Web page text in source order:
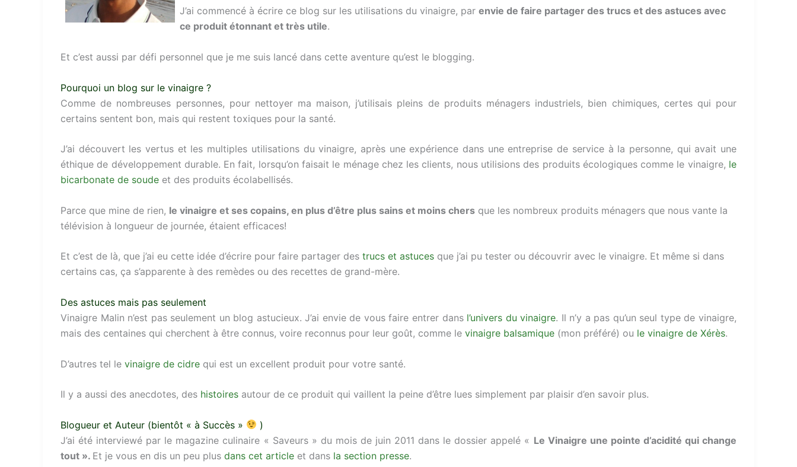
J’ai commencé à écrire ce blog sur les utilisations du vinaigre, par envie de faire partager des trucs et des astuces avec
ce produit étonnant et très utile.
Et c’est aussi par défi personnel que je me suis lancé dans cette aventure qu’est le blogging.
Pourquoi un blog sur le vinaigre ?
Comme de nombreuses personnes, pour nettoyer ma maison, j’utilisais pleins de produits ménagers industriels, bien chimiques, certes qui pour
certains sentent bon, mais qui restent toxiques pour la santé.
J’ai découvert les vertus et les multiples utilisations du vinaigre, après une expérience dans une entreprise de service à la personne, qui avait une
éthique de développement durable. En fait, lorsqu’on faisait le ménage chez les clients, nous utilisions des produits écologiques comme le vinaigre, le
bicarbonate de soude et des produits écolabellisés.
Parce que mine de rien, le vinaigre et ses copains, en plus d’être plus sains et moins chers que les nombreux produits ménagers que nous vante la
télévision à longueur de journée, étaient efficaces!
Et c’est de là, que j’ai eu cette idée d’écrire pour faire partager des trucs et astuces que j’ai pu tester ou découvrir avec le vinaigre. Et même si dans
certains cas, ça s’apparente à des remèdes ou des recettes de grand-mère.
Des astuces mais pas seulement
Vinaigre Malin n’est pas seulement un blog astucieux. J’ai envie de vous faire entrer dans l’univers du vinaigre. Il n’y a pas qu’un seul type de vinaigre,
mais des centaines qui cherchent à être connus, voire reconnus pour leur goût, comme le vinaigre balsamique (mon préféré) ou le vinaigre de Xérès.
D’autres tel le vinaigre de cidre qui est un excellent produit pour votre santé.
Il y a aussi des anecdotes, des histoires autour de ce produit qui vaillent la peine d’être lues simplement par plaisir d’en savoir plus.
Blogueur et Auteur (bientôt « à Succès »
)
J’ai été interviewé par le magazine culinaire « Saveurs » du mois de juin 2011 dans le dossier appelé « Le Vinaigre une pointe d’acidité qui change
tout ». Et je vous en dis un peu plus dans cet article et dans la section presse.